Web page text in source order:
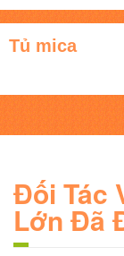
Tủ mica
Đối Tác
Lớn Đã